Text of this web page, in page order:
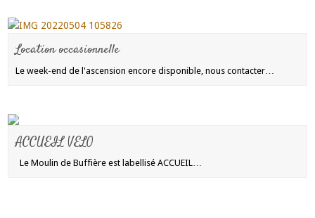
Location occasionnelle
Le week-end de l'ascension encore disponible, nous contacter…
ACCUEIL VELO
Le Moulin de Buffière est labellisé ACCUEIL…